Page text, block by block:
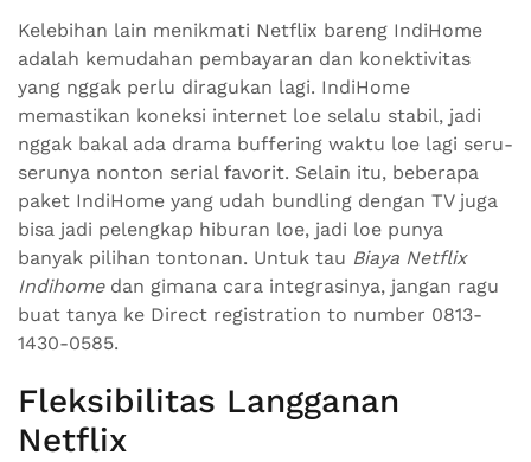
Kelebihan lain menikmati Netflix bareng IndiHome
adalah kemudahan pembayaran dan konektivitas
yang nggak perlu diragukan lagi. IndiHome
memastikan koneksi internet loe selalu stabil, jadi
nggak bakal ada drama buffering waktu loe lagi seru-
serunya nonton serial favorit. Selain itu, beberapa
paket IndiHome yang udah bundling dengan TV juga
bisa jadi pelengkap hiburan loe, jadi loe punya
banyak pilihan tontonan. Untuk tau Biaya Netflix
Indihomedan gimana cara integrasinya, jangan ragu
buat tanya ke Direct registration to number 0813-
1430-0585.
Fleksibilitas Langganan
Netflix